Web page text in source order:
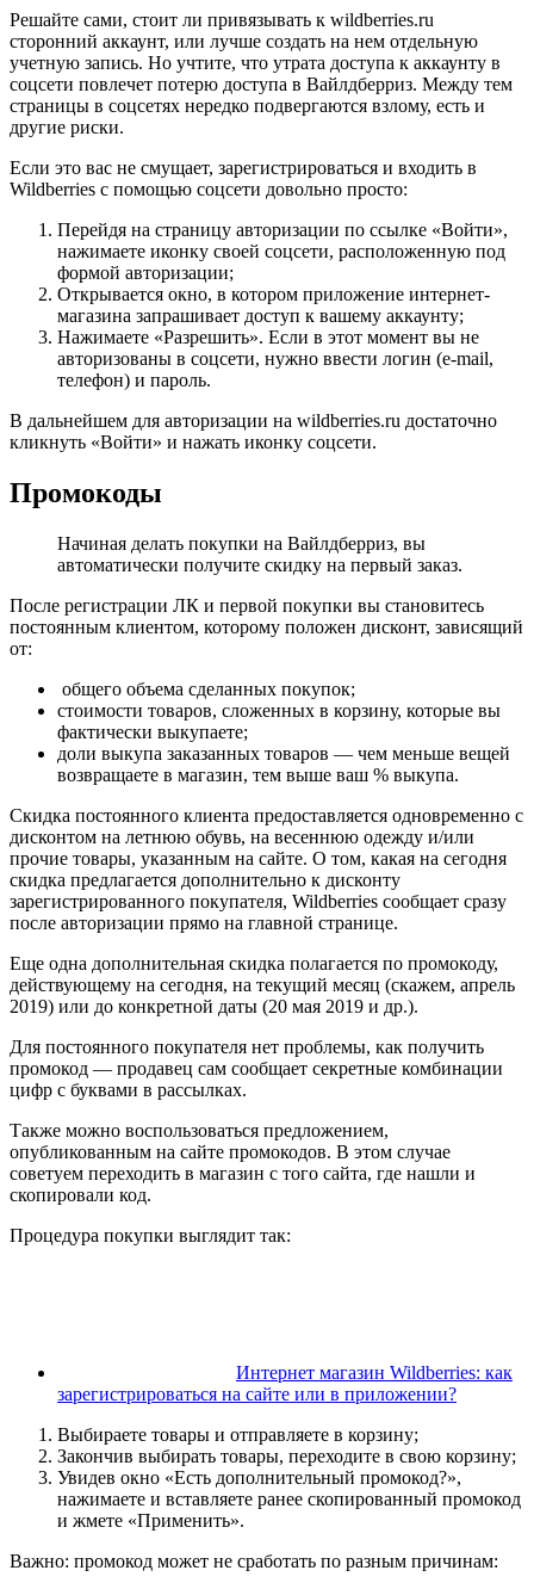
Решайте сами, стоит ли привязывать к wildberries.ru
сторонний аккаунт, или лучше создать на нем отдельную
учетную запись. Но учтите, что утрата доступа к аккаунту в
соцсети повлечет потерю доступа в Вайлдберриз. Между тем
страницы в соцсетях нередко подвергаются взлому, есть и
другие риски.
Если это вас не смущает, зарегистрироваться и входить в
Wildberries с помощью соцсети довольно просто:
Перейдя на страницу авторизации по ссылке «Войти»,
нажимаете иконку своей соцсети, расположенную под
формой авторизации;
Открывается окно, в котором приложение интернет-
магазина запрашивает доступ к вашему аккаунту;
Нажимаете «Разрешить». Если в этот момент вы не
авторизованы в соцсети, нужно ввести логин (e-mail,
телефон) и пароль.
В дальнейшем для авторизации на wildberries.ru достаточно
кликнуть «Войти» и нажать иконку соцсети.
Промокоды
Начиная делать покупки на Вайлдберриз, вы
автоматически получите скидку на первый заказ.
После регистрации ЛК и первой покупки вы становитесь
постоянным клиентом, которому положен дисконт, зависящий
от:
общего объема сделанных покупок;
стоимости товаров, сложенных в корзину, которые вы
фактически выкупаете;
доли выкупа заказанных товаров — чем меньше вещей
возвращаете в магазин, тем выше ваш % выкупа.
Скидка постоянного клиента предоставляется одновременно с
дисконтом на летнюю обувь, на весеннюю одежду и/или
прочие товары, указанным на сайте. О том, какая на сегодня
скидка предлагается дополнительно к дисконту
зарегистрированного покупателя, Wildberries сообщает сразу
после авторизации прямо на главной странице.
Еще одна дополнительная скидка полагается по промокоду,
действующему на сегодня, на текущий месяц (скажем, апрель
2019) или до конкретной даты (20 мая 2019 и др.).
Для постоянного покупателя нет проблемы, как получить
промокод — продавец сам сообщает секретные комбинации
цифр с буквами в рассылках.
Также можно воспользоваться предложением,
опубликованным на сайте промокодов. В этом случае
советуем переходить в магазин с того сайта, где нашли и
скопировали код.
Процедура покупки выглядит так:
Интернет магазин Wildberries: как
зарегистрироваться на сайте или в приложении?
Выбираете товары и отправляете в корзину;
Закончив выбирать товары, переходите в свою корзину;
Увидев окно «Есть дополнительный промокод?»,
нажимаете и вставляете ранее скопированный промокод
и жмете «Применить».
Важно: промокод может не сработать по разным причинам: